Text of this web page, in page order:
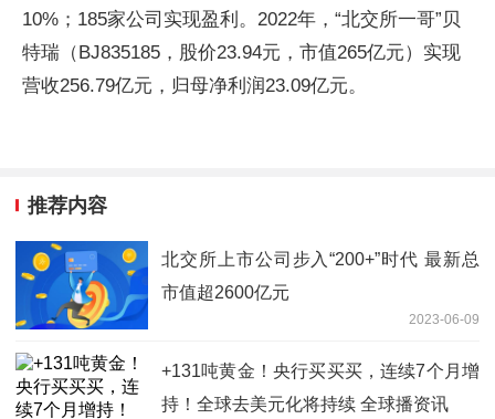
10%；185家公司实现盈利。2022年，“北交所一哥”贝
特瑞（BJ835185，股价23.94元，市值265亿元）实现
营收256.79亿元，归母净利润23.09亿元。
推荐内容
北交所上市公司步入“200+”时代 最新总
市值超2600亿元
2023-06-09
+131吨黄金！央行买买买，连续7个月增
持！全球去美元化将持续 全球播资讯